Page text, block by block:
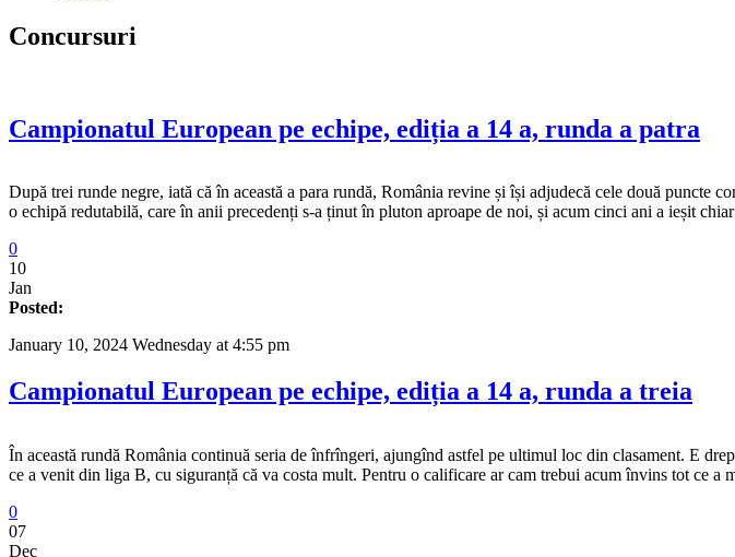
Concursuri
Campionatul European pe echipe, ediția a 14 a, runda a patra
După trei runde negre, iată că în această a para rundă, România revine și își adjudecă cele două
o echipă redutabilă, care în anii precedenți s-a ținut în pluton aproape de noi, și acum cinci ani a ieșit
0
10
Jan
Posted:
January 10, 2024 Wednesday at 4:55 pm
Campionatul European pe echipe, ediția a 14 a, runda a treia
În această rundă România continuă seria de înfrîngeri, ajungînd astfel pe ultimul loc din clasament. E
ce a venit din liga B, cu siguranță că va costa mult. Pentru o calificare ar cam trebui acum învins tot ce a
0
07
Dec